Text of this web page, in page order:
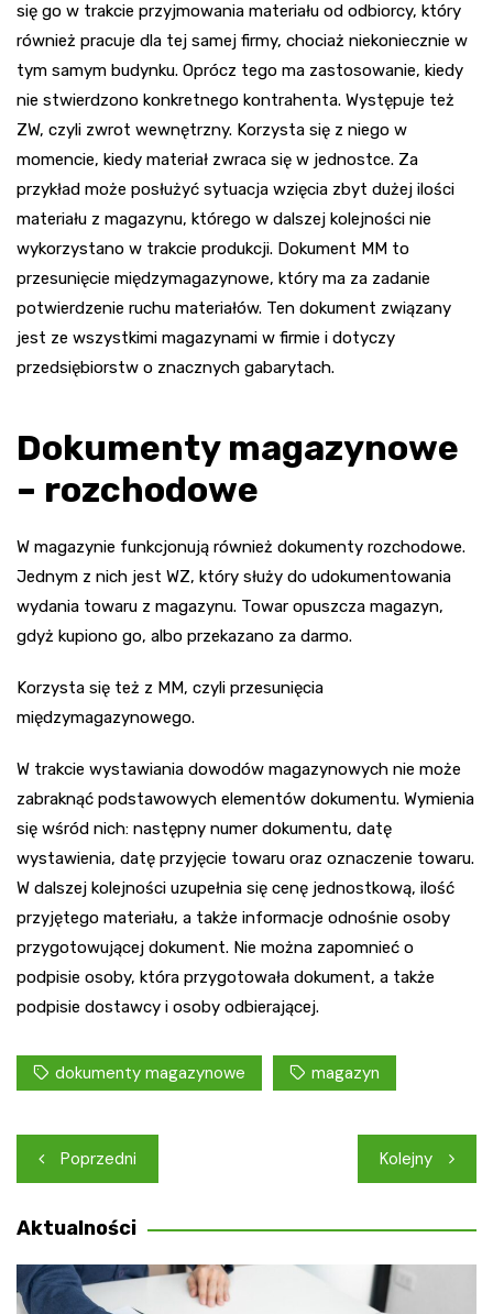
się go w trakcie przyjmowania materiału od odbiorcy, który
również pracuje dla tej samej firmy, chociaż niekoniecznie w
tym samym budynku. Oprócz tego ma zastosowanie, kiedy
nie stwierdzono konkretnego kontrahenta. Występuje też
ZW, czyli zwrot wewnętrzny. Korzysta się z niego w
momencie, kiedy materiał zwraca się w jednostce. Za
przykład może posłużyć sytuacja wzięcia zbyt dużej ilości
materiału z magazynu, którego w dalszej kolejności nie
wykorzystano w trakcie produkcji. Dokument MM to
przesunięcie międzymagazynowe, który ma za zadanie
potwierdzenie ruchu materiałów. Ten dokument związany
jest ze wszystkimi magazynami w firmie i dotyczy
przedsiębiorstw o znacznych gabarytach.
Dokumenty magazynowe
– rozchodowe
W magazynie funkcjonują również dokumenty rozchodowe.
Jednym z nich jest WZ, który służy do udokumentowania
wydania towaru z magazynu. Towar opuszcza magazyn,
gdyż kupiono go, albo przekazano za darmo.
Korzysta się też z MM, czyli przesunięcia
międzymagazynowego.
W trakcie wystawiania dowodów magazynowych nie może
zabraknąć podstawowych elementów dokumentu. Wymienia
się wśród nich: następny numer dokumentu, datę
wystawienia, datę przyjęcie towaru oraz oznaczenie towaru.
W dalszej kolejności uzupełnia się cenę jednostkową, ilość
przyjętego materiału, a także informacje odnośnie osoby
przygotowującej dokument. Nie można zapomnieć o
podpisie osoby, która przygotowała dokument, a także
podpisie dostawcy i osoby odbierającej.
dokumenty magazynowe magazyn
Nawigacja
wpisu
Poprzedni Kolejny
Aktualności